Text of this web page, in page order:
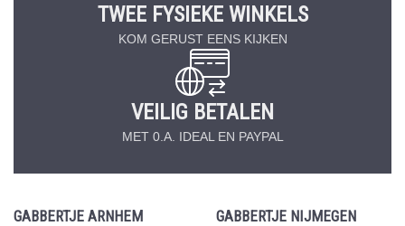
TWEE FYSIEKE WINKELS
KOM GERUST EENS KIJKEN
VEILIG BETALEN
MET 0.A. IDEAL EN PAYPAL
GABBERTJE ARNHEM GABBERTJE NIJMEGEN